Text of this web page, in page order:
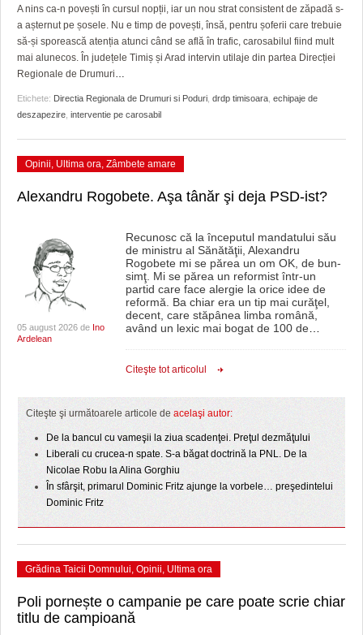
GRĂDINA TAICII DOMNULUI
ZIARISTU’ DE TERASĂ
CU OIŞTEA-N KIERKEGAARD
FINANŢĂRI DE LA A LA Z
PE SURSE
CRONICĂ DE FILM
UNDE MERGEM
FILME DOCUMENTARE
CLIPURI VIDEO
JOCURI ONLINE
ACCIDENTE
ANUNŢURI
INFO SI UTILE
CULTURA
INVATAMANT
JUSTITIE
FILME DOCUMENTARE
CLIPURI VIDEO
JOCURI ONLINE
DIVERSE
FARMACII DIN TIMIŞOARA
HARTA TIMIŞOAREI
PRIMĂRIILE DIN TIMIŞ
SFATUL MEDICULUI
SFATURI JURIDICE
A nins ca-n povești în cursul nopții, iar un nou strat consistent de zăpadă s-
a așternut pe șosele. Nu e timp de povești, însă, pentru șoferii care trebuie
să-și sporească atenția atunci când se află în trafic, carosabilul fiind mult
mai alunecos. În județele Timiș și Arad intervin utilaje din partea Direcției
Regionale de Drumuri…
Etichete: Directia Regionala de Drumuri si Poduri drdp timisoara echipaje de
deszapezire interventie pe carosabil
Opinii, Ultima ora, Zâmbete amare
Alexandru Rogobete. Aşa tânăr şi deja PSD-ist?
05 august 2026 de Ino
Ardelean
Recunosc că la începutul mandatului său
de ministru al Sănătăţii, Alexandru
Rogobete mi se părea un om OK, de bun-
simţ. Mi se părea un reformist într-un
partid care face alergie la orice idee de
reformă. Ba chiar era un tip mai curăţel,
decent, care stăpânea limba română,
având un lexic mai bogat de 100 de…
Citeşte tot articolul
Citeşte şi următoarele articole de acelaşi autor:
De la bancul cu vameşii la ziua scadenţei. Preţul dezmăţului
Liberali cu crucea-n spate. S-a băgat doctrină la PNL. De la
Nicolae Robu la Alina Gorghiu
În sfârşit, primarul Dominic Fritz ajunge la vorbele… preşedintelui
Dominic Fritz
Grădina Taicii Domnului, Opinii, Ultima ora
Poli pornește o campanie pe care poate scrie chiar
titlu de campioană